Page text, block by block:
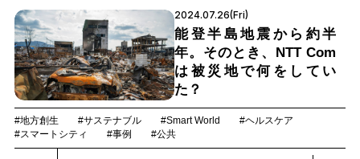
2024.07.26(Fri)
能登半島地震から約半
年。そのとき、NTT Com
は被災地で何をしてい
た？
#地方創生 #サステナブル #Smart World
#ヘルスケア
#スマートシティ
#事例 #公共